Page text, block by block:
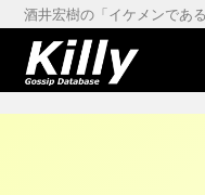
酒井宏樹の「イケメンであ